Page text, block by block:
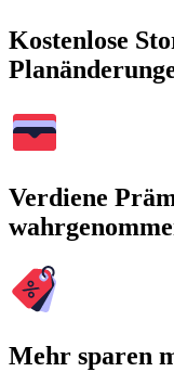
Kostenlose
Verdiene
Mehr sparen